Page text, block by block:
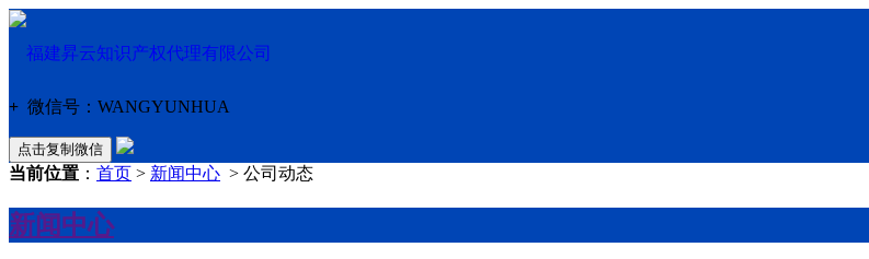
+ 微信号： WANGYUNHUA
点击复制微信
当前位置 ： 首页 > 新闻中心 > 公司动态
新闻中心